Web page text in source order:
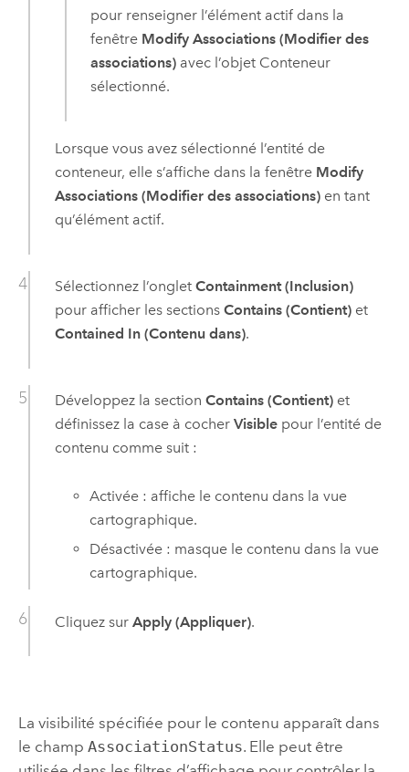
pour renseigner l’élément actif dans la
fenêtre Modify Associations (Modifier des
associations) avec l’objet Conteneur
sélectionné.
Lorsque vous avez sélectionné l’entité de
conteneur, elle s’affiche dans la fenêtre Modify
Associations (Modifier des associations)en tant
qu’élément actif.
Sélectionnez l’onglet Containment (Inclusion)
pour afficher les sections Contains (Contient)et
Contained In (Contenu dans).
Développez la section Contains (Contient)et
définissez la case à cocher Visiblepour l’entité de
contenu comme suit :
Activée : affiche le contenu dans la vue
cartographique.
Désactivée : masque le contenu dans la vue
cartographique.
Cliquez sur Apply (Appliquer).
La visibilité spécifiée pour le contenu apparaît dans
le champ AssociationStatus. Elle peut être